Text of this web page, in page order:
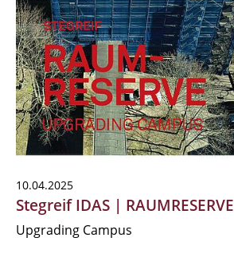
10.04.2025
Stegreif IDAS | RAUMRESERVE
Upgrading Campus